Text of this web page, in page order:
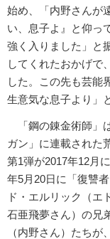
始め、「内野さんが
い、息子よ』と仰っ
強く入りました」と
してくれたおかげで
した。この先も芸能
生意気な息子より」
「鋼の錬金術師」
ガン」に連載された
第1弾が2017年12月
年5月20日に「復讐
ド・エルリック（エ
石亜飛夢さん）の兄
（内野さん）たちが